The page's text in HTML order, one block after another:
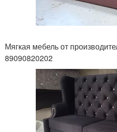
Мягкая мебель от
89090820202